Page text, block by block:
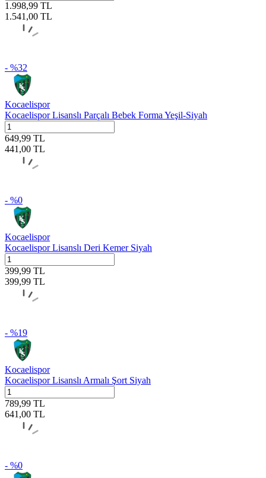
1.998,99 TL
1.541,00 TL
- %32
Kocaelispor
Kocaelispor Lisanslı Parçalı Bebek Forma Yeşil-Siyah
649,99 TL
441,00 TL
- %0
Kocaelispor
Kocaelispor Lisanslı Deri Kemer Siyah
399,99 TL
399,99 TL
- %19
Kocaelispor
Kocaelispor Lisanslı Armalı Şort Siyah
789,99 TL
641,00 TL
- %0